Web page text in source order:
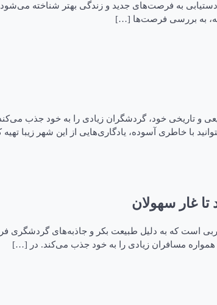
دستیابی به فرصت‌های جدید و زندگی بهتر شناخته
به بررسی فرصت‌ها […]
و تاریخی خود، گردشگران زیادی را به خود جذب
با خاطری آسوده، یادگاری‌هایی از این شهر زیبا تهیه
تا غار سهولان
غربی است که به دلیل طبیعت بکر و جاذبه‌های
همواره مسافران زیادی را به خود جذب می‌کند. در […]